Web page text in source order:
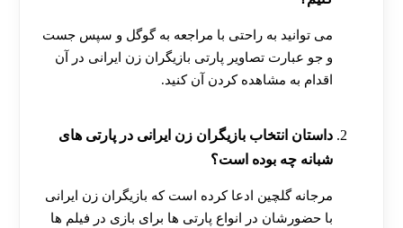
می توانید به راحتی با مراجعه به گوگل و سپس جست
و جو عبارت تصاویر پارتی بازیگران زن ایرانی در آن
اقدام به مشاهده کردن آن کنید.
داستان انتخاب بازیگران زن ایرانی در پارتی های
شبانه چه بوده است؟
مرجانه گلچین ادعا کرده است که بازیگران زن ایرانی
با حضورشان در انواع پارتی ها برای بازی در فیلم ها